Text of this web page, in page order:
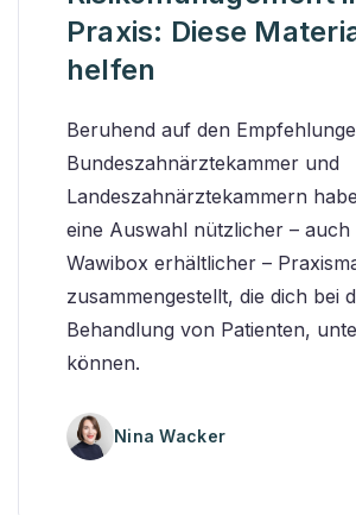
Praxis: Diese
helfen
Beruhend auf den
Bundeszahnärztekammer und
Landeszahnärztekammern
eine Auswahl nützlicher – auch
Wawibox erhältlicher –
zusammengestellt, die dich bei
Behandlung von Patienten,
können.
Nina Wacker